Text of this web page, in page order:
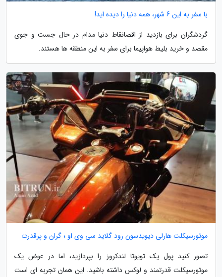
با سفر به این 6 شهر، همه دنیا را دیده اید!
گردشگران برای بازدید از اقصانقاط دنیا مدام در حال جست و جوی
مقصد و خرید بلیط هواپیما برای سفر به این منطقه ها هستند.
موتورسیکلت هارلی دیویدسون رود گلاید سی وی او ؛ گران و پرقدرت
تصور کنید پول یک تویوتا لندکروز را بپردازید، اما در عوض یک
موتورسیکلت قدرتمند و لوکس داشته باشید. این همان تجربه ای است